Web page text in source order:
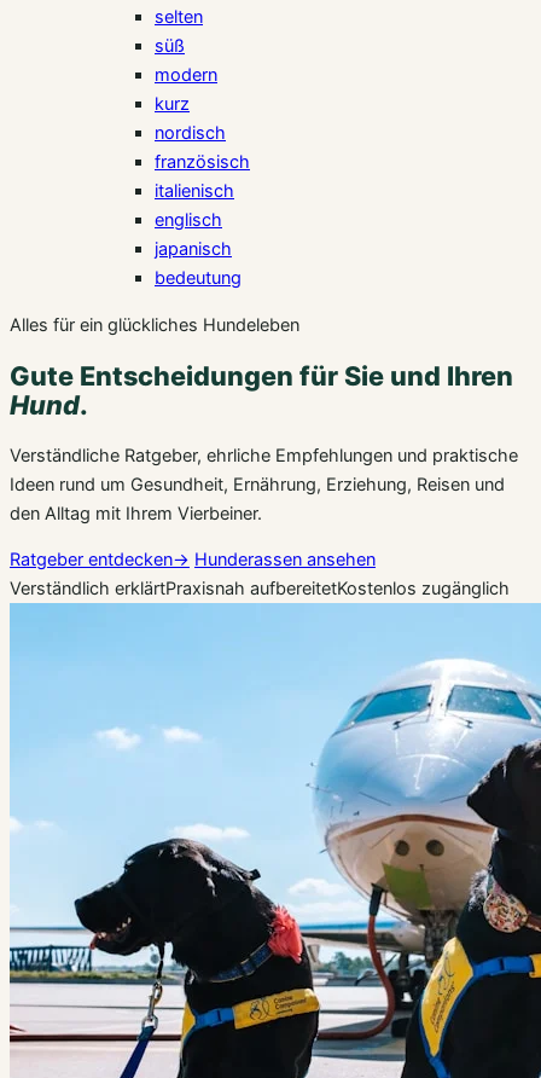
selten
süß
modern
kurz
nordisch
französisch
italienisch
englisch
japanisch
bedeutung
Alles für ein glückliches Hundeleben
Gute Entscheidungen für Sie und Ihren
Hund.
Verständliche Ratgeber, ehrliche Empfehlungen und praktische
Ideen rund um Gesundheit, Ernährung, Erziehung, Reisen und
den Alltag mit Ihrem Vierbeiner.
Ratgeber entdecken→ Hunderassen ansehen
Verständlich erklärtPraxisnah aufbereitetKostenlos zugänglich